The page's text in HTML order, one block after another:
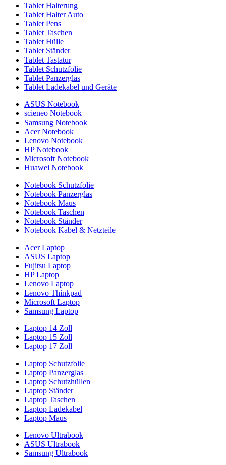
Tablet Halterung
Tablet Halter Auto
Tablet Pens
Tablet Taschen
Tablet Hülle
Tablet Ständer
Tablet Tastatur
Tablet Schutzfolie
Tablet Panzerglas
Tablet Ladekabel und Geräte
ASUS Notebook
scieneo Notebook
Samsung Notebook
Acer Notebook
Lenovo Notebook
HP Notebook
Microsoft Notebook
Huawei Notebook
Notebook Schutzfolie
Notebook Panzerglas
Notebook Maus
Notebook Taschen
Notebook Ständer
Notebook Kabel & Netzteile
Acer Laptop
ASUS Laptop
Fujitsu Laptop
HP Laptop
Lenovo Laptop
Lenovo Thinkpad
Microsoft Laptop
Samsung Laptop
Laptop 14 Zoll
Laptop 15 Zoll
Laptop 17 Zoll
Laptop Schutzfolie
Laptop Panzerglas
Laptop Schutzhüllen
Laptop Ständer
Laptop Taschen
Laptop Ladekabel
Laptop Maus
Lenovo Ultrabook
ASUS Ultrabook
Samsung Ultrabook